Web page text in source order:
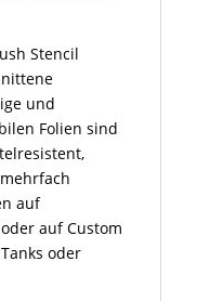
Stencil
und
Folien sind
auf
auf Custom
oder